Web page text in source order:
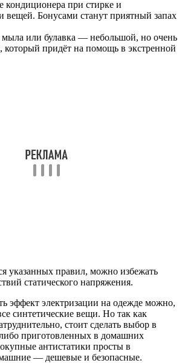
кондиционера при стирке и
вещей. Бонусами станут приятный запах
мыла или булавка — небольшой, но очень
придёт на помощь в экстренной
указанных правил, можно избежать
статического напряжения.
эффект электризации на одежде можно,
синтетические вещи. Но так как
стоит сделать выбор в
приготовленных в домашних
антистатики просты в
— дешевые и безопасные.